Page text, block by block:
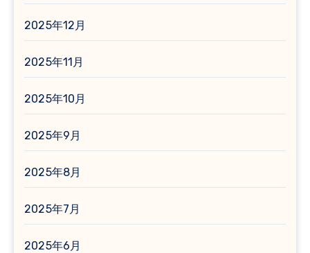
2025年12月
2025年11月
2025年10月
2025年9月
2025年8月
2025年7月
2025年6月